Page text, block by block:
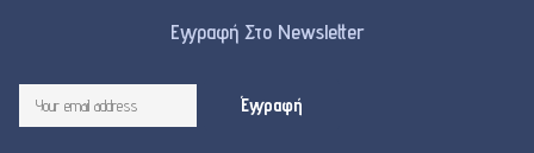
Εγγραφή Στο Newsletter